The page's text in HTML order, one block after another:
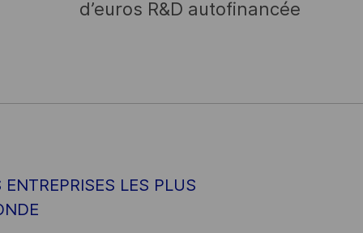
d’euros R&D autofinancée
LES PLUS